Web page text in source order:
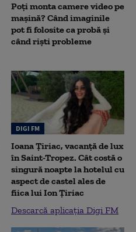
Poți monta camere video pe
mașină? Când imaginile
pot fi folosite ca probă și
când riști probleme
DIGI FM
Ioana Țiriac, vacanță de lux
în Saint-Tropez. Cât costă o
singură noapte la hotelul cu
aspect de castel ales de
fiica lui Ion Țiriac
Descarcă aplicația Digi FM